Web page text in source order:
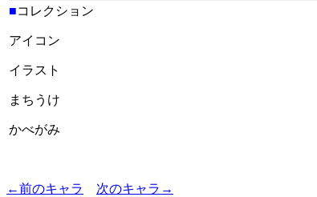
■コレクション
アイコン
イラスト
まちうけ
かべがみ
←前のキャラ 次のキャラ→